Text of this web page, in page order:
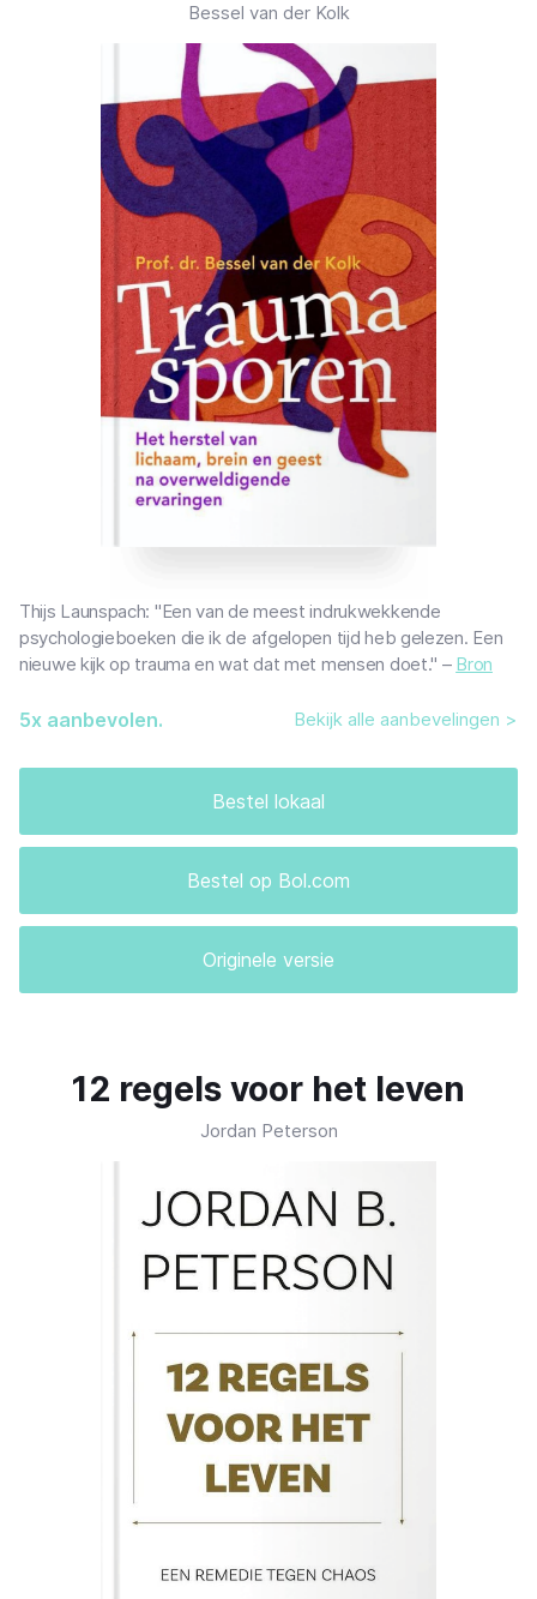
Bessel van der Kolk
Thijs Launspach: "Een van de meest indrukwekkende
psychologieboeken die ik de afgelopen tijd heb gelezen. Een
nieuwe kijk op trauma en wat dat met mensen doet." – Bron
Bestel lokaal
Bestel op Bol.com
Originele versie
5x aanbevolen. Bekijk alle aanbevelingen >
12 regels voor het leven
Jordan Peterson